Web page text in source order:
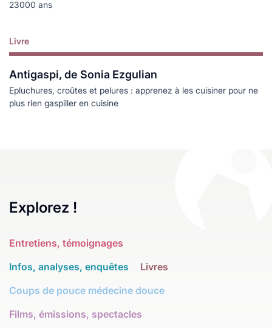
23000 ans
Livre
Antigaspi, de Sonia Ezgulian
Epluchures, croûtes et pelures : apprenez à les cuisiner pour ne
plus rien gaspiller en cuisine
Lire plus
Explorez !
Entretiens, témoignages
Infos, analyses, enquêtes
Livres
Coups de pouce médecine douce
Films, émissions, spectacles